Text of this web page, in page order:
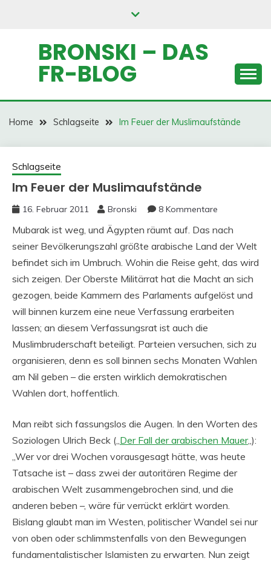
BRONSKI – DAS
FR-BLOG
Home Schlagseite Im Feuer der Muslimaufstände
Schlagseite
Im Feuer der Muslimaufstände
16. Februar 2011 Bronski 8 Kommentare
Mubarak ist weg, und Ägypten räumt auf. Das nach
seiner Bevölkerungszahl größte arabische Land der Welt
befindet sich im Umbruch. Wohin die Reise geht, das wird
sich zeigen. Der Oberste Militärrat hat die Macht an sich
gezogen, beide Kammern des Parlaments aufgelöst und
will binnen kurzem eine neue Verfassung erarbeiten
lassen; an diesem Verfassungsrat ist auch die
Muslimbruderschaft beteiligt. Parteien versuchen, sich zu
organisieren, denn es soll binnen sechs Monaten Wahlen
am Nil geben – die ersten wirklich demokratischen
Wahlen dort, hoffentlich.
Man reibt sich fassungslos die Augen. In den Worten des
Soziologen Ulrich Beck („Der Fall der arabischen Mauer„):
„Wer vor drei Wochen vorausgesagt hätte, was heute
Tatsache ist – dass zwei der autoritären Regime der
arabischen Welt zusammengebrochen sind, und die
anderen beben –, wäre für verrückt erklärt worden.
Bislang glaubt man im Westen, politischer Wandel sei nur
von oben oder schlimmstenfalls von den Bewegungen
fundamentalistischer Islamisten zu erwarten. Nun zeigt